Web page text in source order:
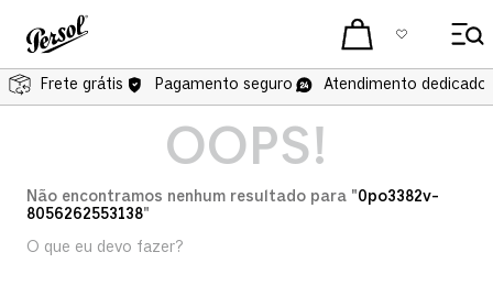
Frete grátis Pagamento seguro Atendimento dedicado
OOPS!
Não encontramos nenhum resultado para "0po3382v-
8056262553138"
O que eu devo fazer?